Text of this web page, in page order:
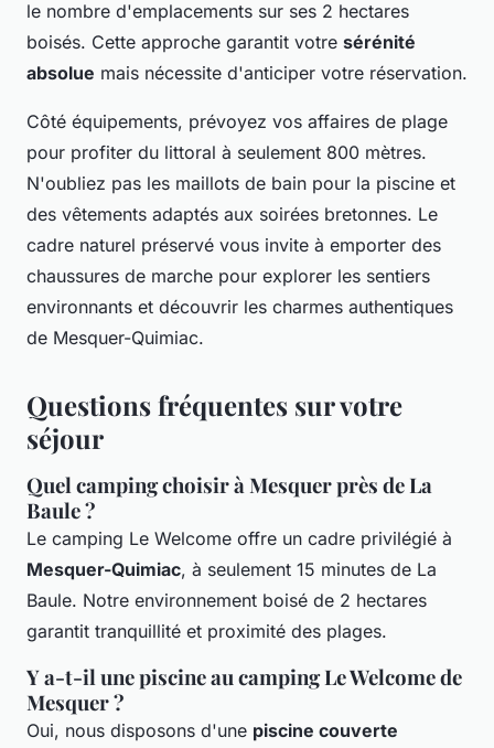
le nombre d'emplacements sur ses 2 hectares
boisés. Cette approche garantit votre sérénité
absolue mais nécessite d'anticiper votre réservation.
Côté équipements, prévoyez vos affaires de plage
pour profiter du littoral à seulement 800 mètres.
N'oubliez pas les maillots de bain pour la piscine et
des vêtements adaptés aux soirées bretonnes. Le
cadre naturel préservé vous invite à emporter des
chaussures de marche pour explorer les sentiers
environnants et découvrir les charmes authentiques
de Mesquer-Quimiac.
Questions fréquentes sur votre
séjour
Quel camping choisir à Mesquer près de La
Baule ?
Le camping Le Welcome offre un cadre privilégié à
Mesquer-Quimiac, à seulement 15 minutes de La
Baule. Notre environnement boisé de 2 hectares
garantit tranquillité et proximité des plages.
Y a-t-il une piscine au camping Le Welcome de
Mesquer ?
Oui, nous disposons d'une piscine couverte